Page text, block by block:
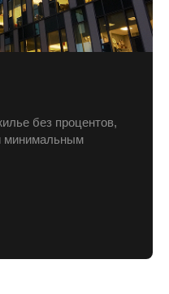
без процентов,
минимальным